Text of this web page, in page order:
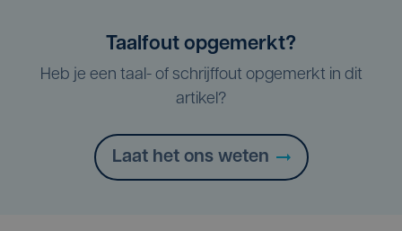
Taalfout opgemerkt?
Heb je een taal- of schrijffout opgemerkt in dit
artikel?
Laat het ons weten